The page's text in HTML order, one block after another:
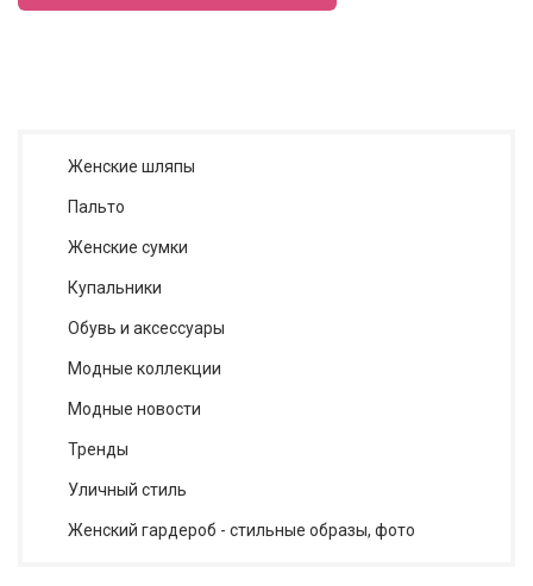
Женские шляпы
Пальто
Женские сумки
Купальники
Обувь и аксессуары
Модные коллекции
Модные новости
Тренды
Уличный стиль
Женский гардероб - стильные образы, фото